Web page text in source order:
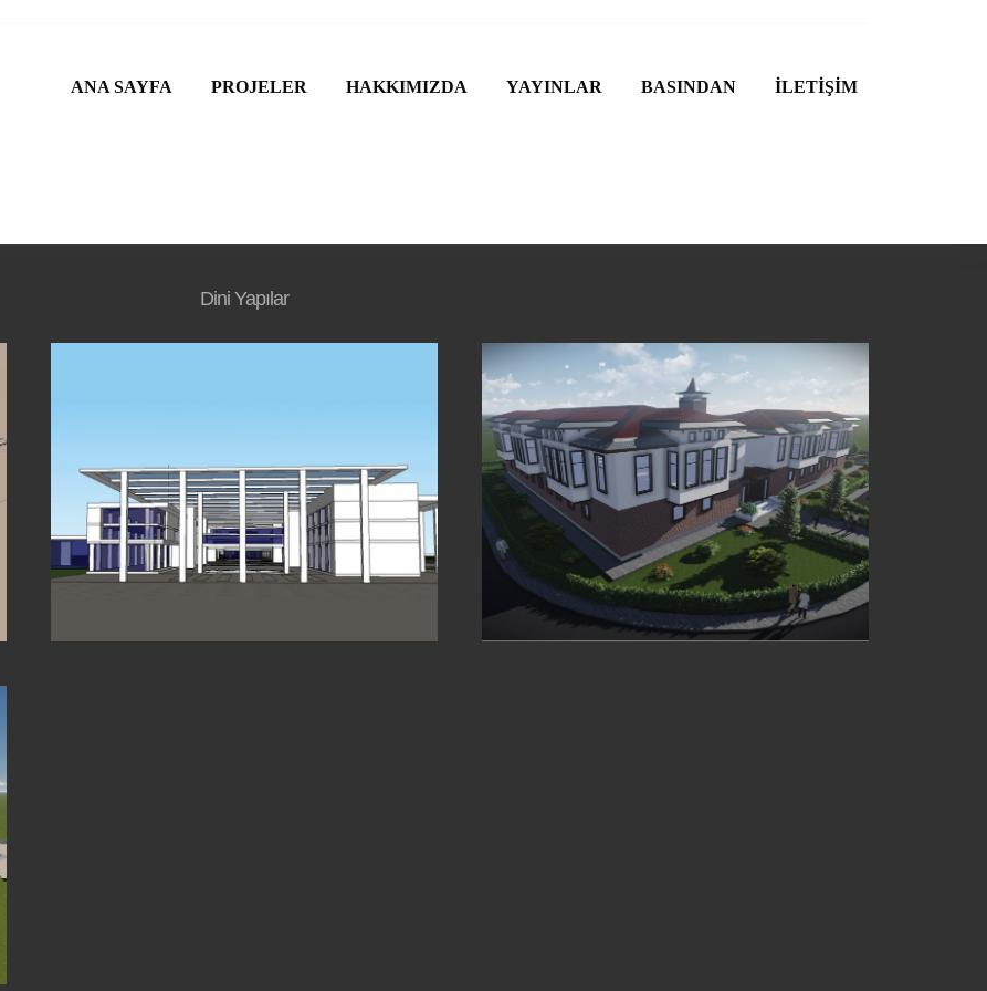
ANA SAYFA PROJELER HAKKIMIZDA YAYINLAR BASINDAN İLETİŞİM
Dini Yapılar
KOS SANAYİ MÜZESİ
ATEŞBAZ-I VELİ MÜZESİ, MERAM
BELEDIYESI